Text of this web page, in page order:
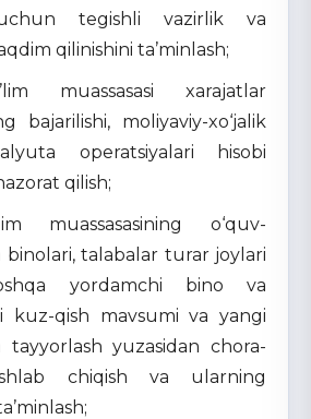
tegishli vazirlik va
qilinishini ta’minlash;
muassasasi xarajatlar
bajarilishi, moliyaviy-xo‘jalik
operatsiyalari hisobi
qilish;
muassasasining o‘quv-
binolari, talabalar turar joylari
yordamchi bino va
kuz-qish mavsumi va yangi
tayyorlash yuzasidan chora-
chiqish va ularning